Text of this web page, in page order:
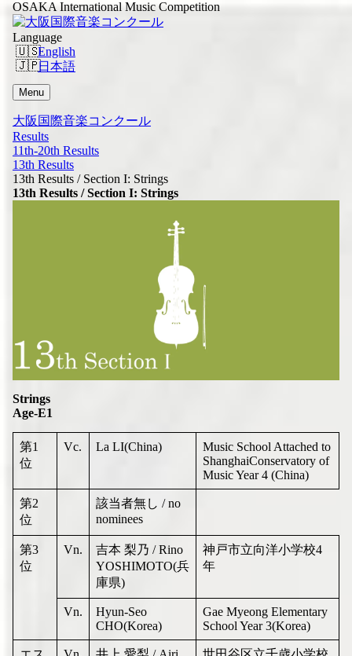
OSAKA International Music Competition
Language
English
日本語
Menu
大阪国際音楽コンクール
Results
11th-20th Results
13th Results
13th Results / Section I: Strings
13th Results / Section I: Strings
Strings
Age-E1
第1
位
Vc. La LI(China)
Music School Attached to
ShanghaiConservatory of
Music Year 4 (China)
第2
位
該当者無し / no
nominees
第3
位
Vn.
吉本 梨乃 / Rino
YOSHIMOTO(兵
庫県)
神戸市立向洋小学校4
年
Vn.
Hyun-Seo
CHO(Korea)
Gae Myeong Elementary
School Year 3(Korea)